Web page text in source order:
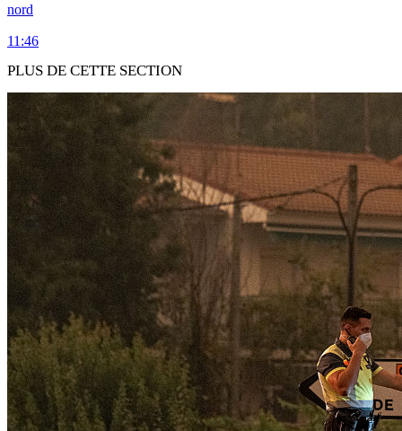
nord
11:46
PLUS DE CETTE SECTION